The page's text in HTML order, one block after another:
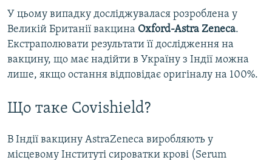
У цьому випадку досліджувалася розроблена у
Великій Британії вакцина Oxford-Astra Zeneca.
Екстраполювати результати її дослідження на
вакцину, що має надійти в Україну з Індії можна
лише, якщо остання відповідає оригіналу на 100%.
Що таке Covishield?
В Індії вакцину AstraZeneca виробляють у
місцевому Інституті сироватки крові (Serum